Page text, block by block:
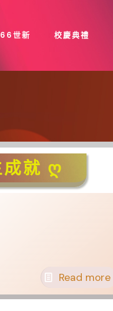
66世新 校慶典禮
Read more